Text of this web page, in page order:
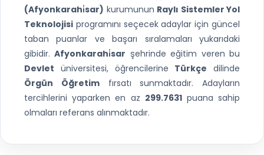
(Afyonkarahi̇sar) kurumunun Raylı Sistemler Yol
Teknolojisi programını seçecek adaylar için güncel
taban puanlar ve başarı sıralamaları yukarıdaki
gibidir.Afyonkarahi̇sar şehrinde eğitim veren bu
Devlet üniversitesi, öğrencilerine Türkçe dilinde
Örgün Öğretimfırsatı sunmaktadır. Adayların
tercihlerini yaparken en az 299.7631puana sahip
olmaları referans alınmaktadır.